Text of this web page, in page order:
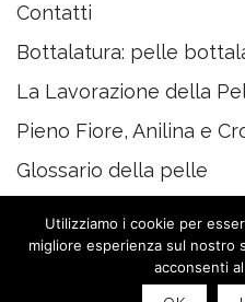
Contatti
Bottalatura: pelle
La Lavorazione della
Pieno Fiore, Anilina e
Glossario della pelle
© 2020
Utilizziamo i cookie per
migliore esperienza sul nostro
acconsenti